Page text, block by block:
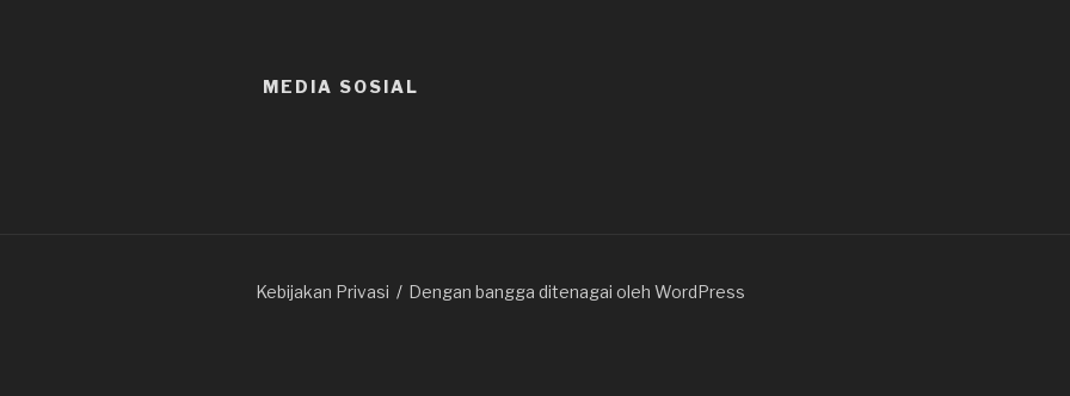
MEDIA SOSIAL
Kebijakan Privasi Dengan bangga ditenagai oleh WordPress